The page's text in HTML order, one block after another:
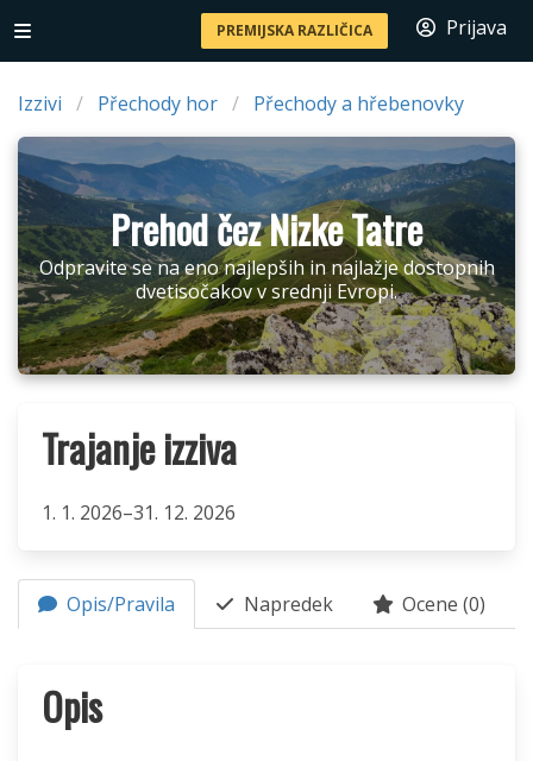
PREMIJSKA RAZLIČICA Prijava
Izzivi Přechody hor Přechody a hřebenovky
Prehod čez Nizke Tatre
Odpravite se na eno najlepših in najlažje dostopnih
dvetisočakov v srednji Evropi.
Trajanje izziva
1. 1. 2026–31. 12. 2026
Opis/Pravila Napredek Ocene (0)
Opis